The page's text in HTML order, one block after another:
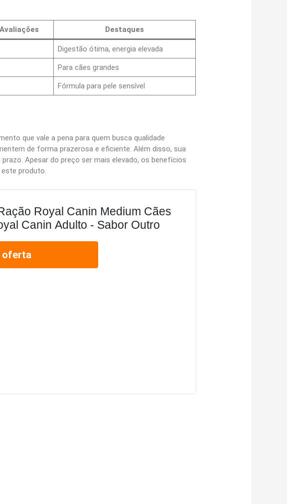
Destaques
Digestão ótima, energia elevada
Para cães grandes
Fórmula para pele sensível
que vale a pena para quem busca qualidade
de forma prazerosa e eficiente. Além disso, sua
Apesar do preço ser mais elevado, os benefícios
produto.
Royal Canin Medium Cães
Canin Adulto - Sabor Outro
oferta